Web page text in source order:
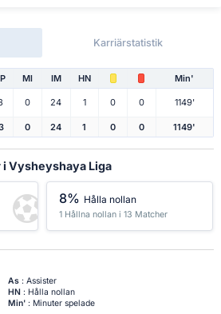
Karriärstatistik
Ml IM HN Min'
0 24 1 0 0 1149'
0 24 1 0 0 1149'
Vysheyshaya Liga
8% Hålla nollan
1 Hållna nollan i 13 Matcher
As: Assister
HN : Hålla nollan
Min': Minuter spelade